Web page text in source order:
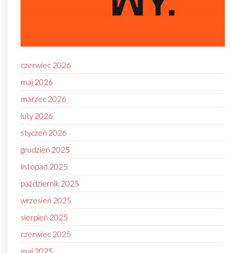
czerwiec 2026
maj 2026
marzec 2026
luty 2026
styczeń 2026
grudzień 2025
listopad 2025
październik 2025
wrzesień 2025
sierpień 2025
czerwiec 2025
maj 2025